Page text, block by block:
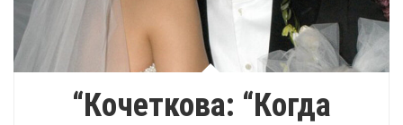
“Кочеткова: “Когда